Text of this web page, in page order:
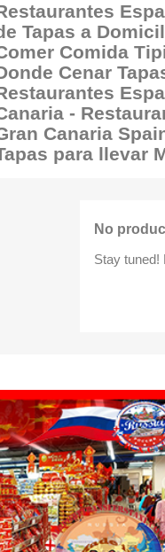
Tapas a
Comida
Cenar
-
Canaria
para llevar
No
Stay tuned!